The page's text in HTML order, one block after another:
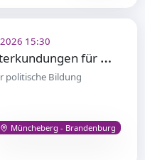
15:30
A
ntirassismustraining: Selbsterkundungen für mehr Gleichberechtigung
politische Bildung
Müncheberg - Brandenburg